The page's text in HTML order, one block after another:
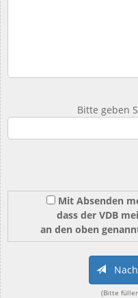
Bitte geben
Mit Absenden
dass der VDB
an den oben
(Bitte